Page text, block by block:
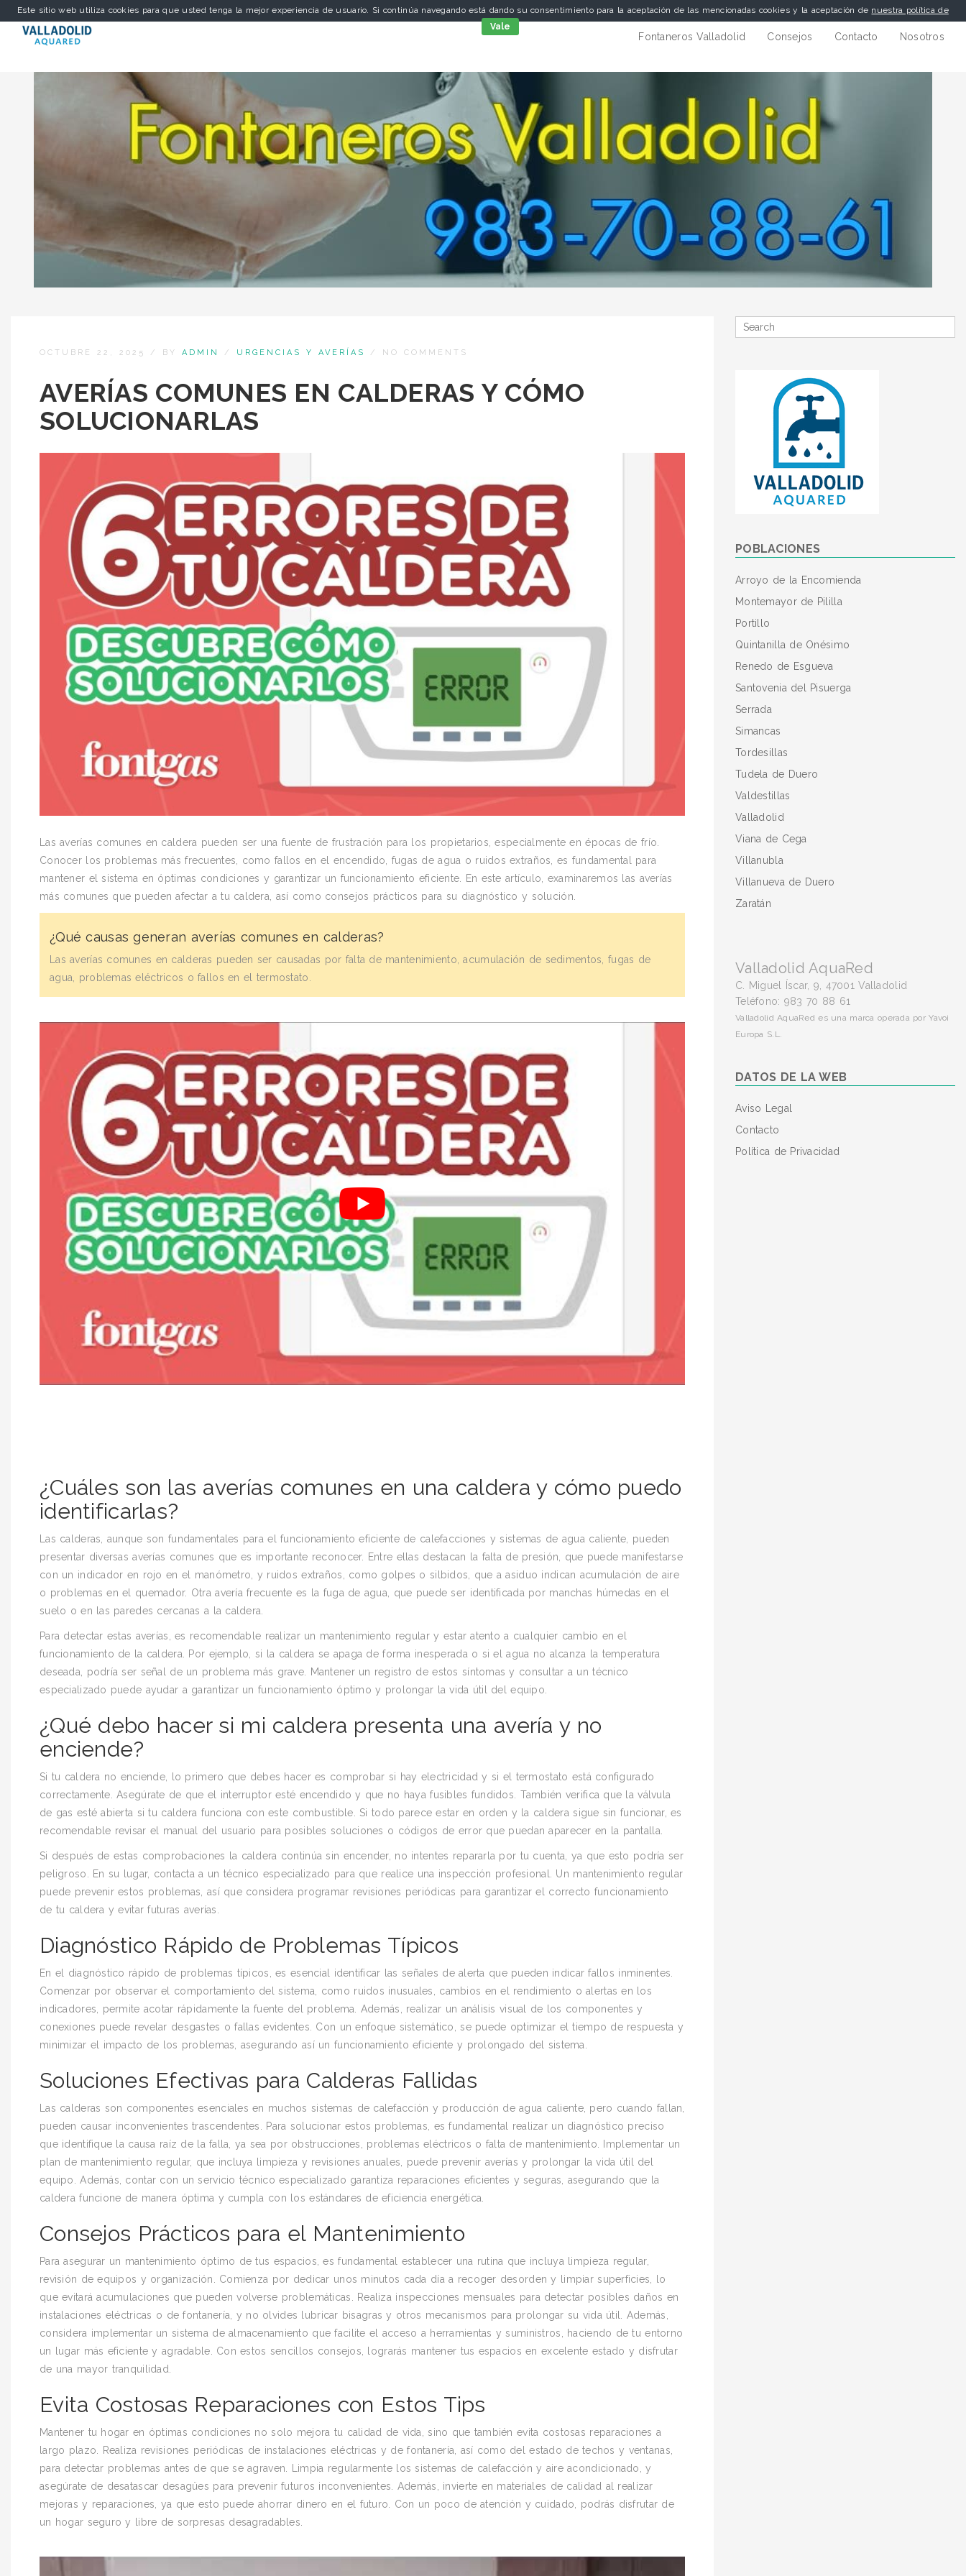
Fontaneros Valladolid Consejos Contacto Nosotros
OCTUBRE 22, 2025 / BY ADMIN / URGENCIAS Y AVERÍAS / NO COMMENTS
AVERÍAS COMUNES EN CALDERAS Y CÓMO
SOLUCIONARLAS
Las averías comunes en caldera pueden ser una fuente de frustración para los propietarios, especialmente en épocas de frío.
Conocer los problemas más frecuentes, como fallos en el encendido, fugas de agua o ruidos extraños, es fundamental para
mantener el sistema en óptimas condiciones y garantizar un funcionamiento eficiente. En este artículo, examinaremos las averías
más comunes que pueden afectar a tu caldera, así como consejos prácticos para su diagnóstico y solución.
¿Qué causas generan averías comunes en calderas?
Las averías comunes en calderas pueden ser causadas por falta de mantenimiento, acumulación de sedimentos, fugas de
agua, problemas eléctricos o fallos en el termostato.
¿Cuáles son las averías comunes en una caldera y cómo puedo
identificarlas?
Las calderas, aunque son fundamentales para el funcionamiento eficiente de calefacciones y sistemas de agua caliente, pueden
presentar diversas averías comunes que es importante reconocer. Entre ellas destacan la falta de presión, que puede manifestarse
con un indicador en rojo en el manómetro, y ruidos extraños, como golpes o silbidos, que a asiduo indican acumulación de aire
o problemas en el quemador. Otra avería frecuente es la fuga de agua, que puede ser identificada por manchas húmedas en el
suelo o en las paredes cercanas a la caldera.
Para detectar estas averías, es recomendable realizar un mantenimiento regular y estar atento a cualquier cambio en el
funcionamiento de la caldera. Por ejemplo, si la caldera se apaga de forma inesperada o si el agua no alcanza la temperatura
deseada, podría ser señal de un problema más grave. Mantener un registro de estos síntomas y consultar a un técnico
especializado puede ayudar a garantizar un funcionamiento óptimo y prolongar la vida útil del equipo.
¿Qué debo hacer si mi caldera presenta una avería y no
enciende?
Si tu caldera no enciende, lo primero que debes hacer es comprobar si hay electricidad y si el termostato está configurado
correctamente. Asegúrate de que el interruptor esté encendido y que no haya fusibles fundidos. También verifica que la válvula
de gas esté abierta si tu caldera funciona con este combustible. Si todo parece estar en orden y la caldera sigue sin funcionar, es
recomendable revisar el manual del usuario para posibles soluciones o códigos de error que puedan aparecer en la pantalla.
Si después de estas comprobaciones la caldera continúa sin encender, no intentes repararla por tu cuenta, ya que esto podría ser
peligroso. En su lugar, contacta a un técnico especializado para que realice una inspección profesional. Un mantenimiento regular
puede prevenir estos problemas, así que considera programar revisiones periódicas para garantizar el correcto funcionamiento
de tu caldera y evitar futuras averías.
Diagnóstico Rápido de Problemas Típicos
En el diagnóstico rápido de problemas típicos, es esencial identificar las señales de alerta que pueden indicar fallos inminentes.
Comenzar por observar el comportamiento del sistema, como ruidos inusuales, cambios en el rendimiento o alertas en los
indicadores, permite acotar rápidamente la fuente del problema. Además, realizar un análisis visual de los componentes y
conexiones puede revelar desgastes o fallas evidentes. Con un enfoque sistemático, se puede optimizar el tiempo de respuesta y
minimizar el impacto de los problemas, asegurando así un funcionamiento eficiente y prolongado del sistema.
Soluciones Efectivas para Calderas Fallidas
Las calderas son componentes esenciales en muchos sistemas de calefacción y producción de agua caliente, pero cuando fallan,
pueden causar inconvenientes trascendentes. Para solucionar estos problemas, es fundamental realizar un diagnóstico preciso
que identifique la causa raíz de la falla, ya sea por obstrucciones, problemas eléctricos o falta de mantenimiento. Implementar un
plan de mantenimiento regular, que incluya limpieza y revisiones anuales, puede prevenir averías y prolongar la vida útil del
equipo. Además, contar con un servicio técnico especializado garantiza reparaciones eficientes y seguras, asegurando que la
caldera funcione de manera óptima y cumpla con los estándares de eficiencia energética.
Consejos Prácticos para el Mantenimiento
Para asegurar un mantenimiento óptimo de tus espacios, es fundamental establecer una rutina que incluya limpieza regular,
revisión de equipos y organización. Comienza por dedicar unos minutos cada día a recoger desorden y limpiar superficies, lo
que evitará acumulaciones que pueden volverse problemáticas. Realiza inspecciones mensuales para detectar posibles daños en
instalaciones eléctricas o de fontanería, y no olvides lubricar bisagras y otros mecanismos para prolongar su vida útil. Además,
considera implementar un sistema de almacenamiento que facilite el acceso a herramientas y suministros, haciendo de tu entorno
un lugar más eficiente y agradable. Con estos sencillos consejos, lograrás mantener tus espacios en excelente estado y disfrutar
de una mayor tranquilidad.
Evita Costosas Reparaciones con Estos Tips
Mantener tu hogar en óptimas condiciones no solo mejora tu calidad de vida, sino que también evita costosas reparaciones a
largo plazo. Realiza revisiones periódicas de instalaciones eléctricas y de fontanería, así como del estado de techos y ventanas,
para detectar problemas antes de que se agraven. Limpia regularmente los sistemas de calefacción y aire acondicionado, y
asegúrate de desatascar desagües para prevenir futuros inconvenientes. Además, invierte en materiales de calidad al realizar
mejoras y reparaciones, ya que esto puede ahorrar dinero en el futuro. Con un poco de atención y cuidado, podrás disfrutar de
un hogar seguro y libre de sorpresas desagradables.
Search
for
POBLACIONES
Arroyo de la Encomienda
Montemayor de Pililla
Portillo
Quintanilla de Onésimo
Renedo de Esgueva
Santovenia del Pisuerga
Serrada
Simancas
Tordesillas
Tudela de Duero
Valdestillas
Valladolid
Viana de Cega
Villanubla
Villanueva de Duero
Zaratán
Valladolid AquaRed
C. Miguel Íscar, 9, 47001 Valladolid
Teléfono: 983 70 88 61
Valladolid AquaRed es una marca operada por Yavoi
Europa S.L.
DATOS DE LA WEB
Aviso Legal
Contacto
Política de Privacidad
Este sitio web utiliza cookies para que usted tenga la mejor experiencia de usuario. Si continúa navegando está dando su consentimiento para la aceptación de las mencionadas cookies y la aceptación de nuestra política de
Vale